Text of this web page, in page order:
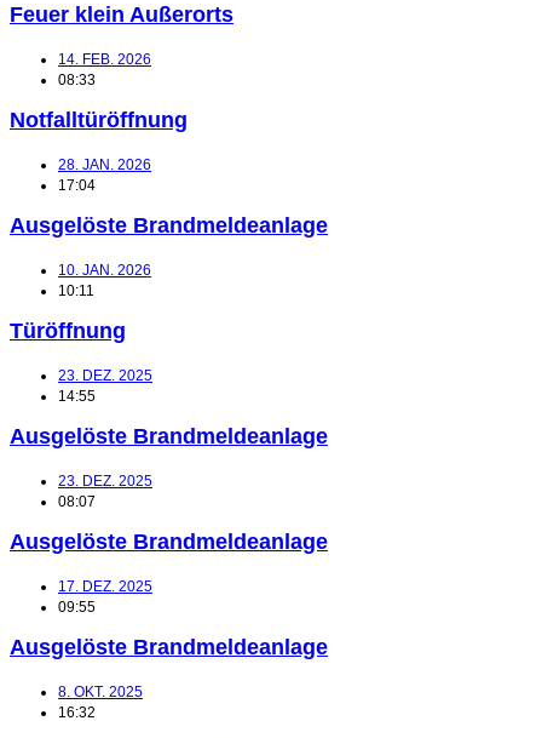
Feuer klein Außerorts
14. FEB. 2026
08:33
Notfalltüröffnung
28. JAN. 2026
17:04
Ausgelöste Brandmeldeanlage
10. JAN. 2026
10:11
Türöffnung
23. DEZ. 2025
14:55
Ausgelöste Brandmeldeanlage
23. DEZ. 2025
08:07
Ausgelöste Brandmeldeanlage
17. DEZ. 2025
09:55
Ausgelöste Brandmeldeanlage
8. OKT. 2025
16:32